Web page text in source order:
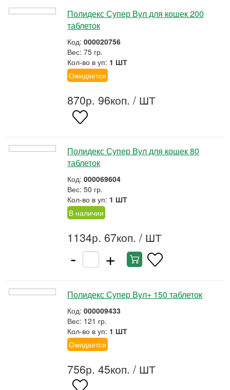
Полидекс Супер Вул для кошек 200
таблеток
Код: 000020756
Вес: 75 гр.
Кол-во в уп: 1 ШТ
Ожидается
870р. 96коп. / ШТ
Полидекс Супер Вул для кошек 80
таблеток
Код: 000069604
Вес: 50 гр.
Кол-во в уп: 1 ШТ
В наличии
1134р. 67коп. / ШТ
- +
Полидекс Супер Вул+ 150 таблеток
Код: 000009433
Вес: 121 гр.
Кол-во в уп: 1 ШТ
Ожидается
756р. 45коп. / ШТ